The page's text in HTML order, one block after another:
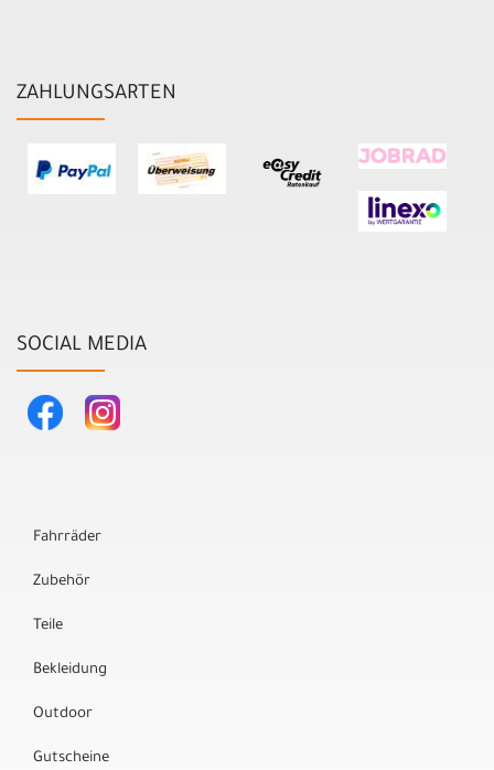
ZAHLUNGSARTEN
SOCIAL MEDIA
Fahrräder
Zubehör
Teile
Bekleidung
Outdoor
Gutscheine